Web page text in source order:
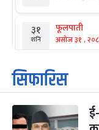
३१
शनि
फूलपाती
असोज ३१ ,
१
आइत
कार्तिक
कार्तिक १, २०८३
३
मंगल
महानवमी
कार्तिक ३,
सिफारिस